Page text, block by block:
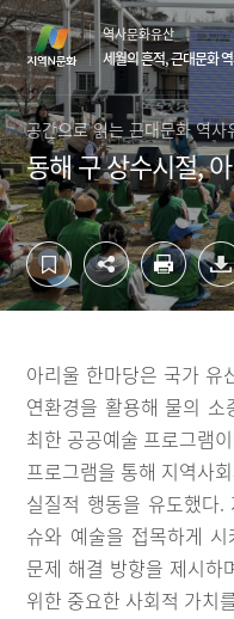
컨
텐
츠
영
역
바
로
가
기
하
단
영
역
바
로
가
기
역사문화유산
세월의 흔적, 근대문화
공간으로 읽는 근대문화 역
동해 구 상수시절,
아리울 한마당은 국가 유
연환경을 활용해 물의
최한 공공예술 프로그램
프로그램을 통해 지역사
실질적 행동을 유도했다
슈와 예술을 접목하게
문제 해결 방향을 제시하
위한 중요한 사회적 가치